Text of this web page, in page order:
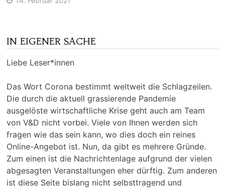
IN EIGENER SACHE
Liebe Leser*innen
Das Wort Corona bestimmt weltweit die Schlagzeilen.
Die durch die aktuell grassierende Pandemie
ausgelöste wirtschaftliche Krise geht auch am Team
von V&D nicht vorbei. Viele von Ihnen werden sich
fragen wie das sein kann, wo dies doch ein reines
Online-Angebot ist. Nun, da gibt es mehrere Gründe.
Zum einen ist die Nachrichtenlage aufgrund der vielen
abgesagten Veranstaltungen eher dürftig. Zum anderen
ist diese Seite bislang nicht selbsttragend und